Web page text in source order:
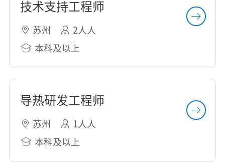
技术支持工程师
苏州
2人人
本科及以上
导热研发工程师
苏州
1人人
本科及以上